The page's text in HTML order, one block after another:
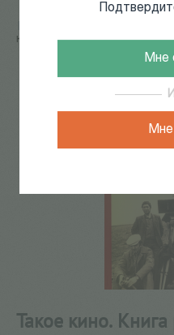
Мне
Мне
кино. Книга рассказов
Такое кино. Книга